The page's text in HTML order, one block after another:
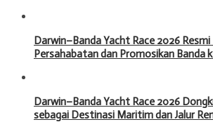
Darwin–Banda Yacht Race 2026
Persahabatan dan Promosikan Banda
Darwin–Banda Yacht Race 2026
sebagai Destinasi Maritim dan Jalur